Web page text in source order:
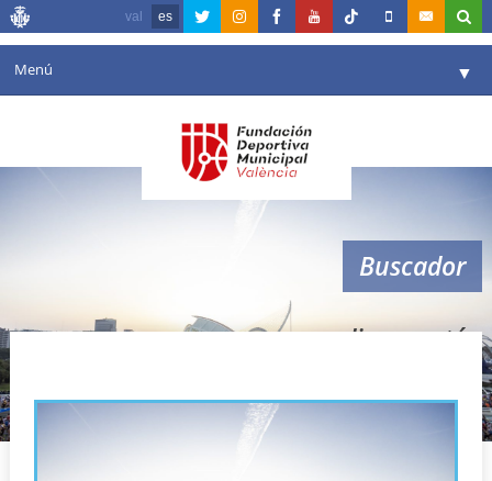
val es
Menú ▼
Agenda
▼
Valencia en deporte
Buscador
medio maratón